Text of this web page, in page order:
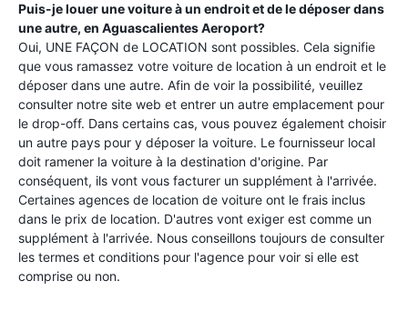
Puis-je louer une voiture à un endroit et de le déposer dans
une autre, en Aguascalientes Aeroport?
Oui, UNE FAÇON de LOCATION sont possibles. Cela signifie
que vous ramassez votre voiture de location à un endroit et le
déposer dans une autre. Afin de voir la possibilité, veuillez
consulter notre site web et entrer un autre emplacement pour
le drop-off. Dans certains cas, vous pouvez également choisir
un autre pays pour y déposer la voiture. Le fournisseur local
doit ramener la voiture à la destination d'origine. Par
conséquent, ils vont vous facturer un supplément à l'arrivée.
Certaines agences de location de voiture ont le frais inclus
dans le prix de location. D'autres vont exiger est comme un
supplément à l'arrivée. Nous conseillons toujours de consulter
les termes et conditions pour l'agence pour voir si elle est
comprise ou non.